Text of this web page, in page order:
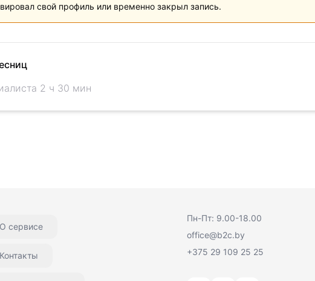
свой профиль или временно закрыл запись.
2 ч 30 мин
Пн-Пт: 9.00-18.00
office@b2c.by
+375 29 109 25 25
О сервисе
Контакты